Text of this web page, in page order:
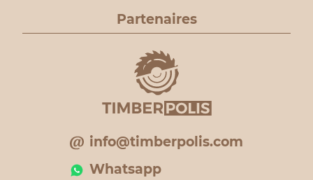
Partenaires
info@timberpolis.com
Whatsapp